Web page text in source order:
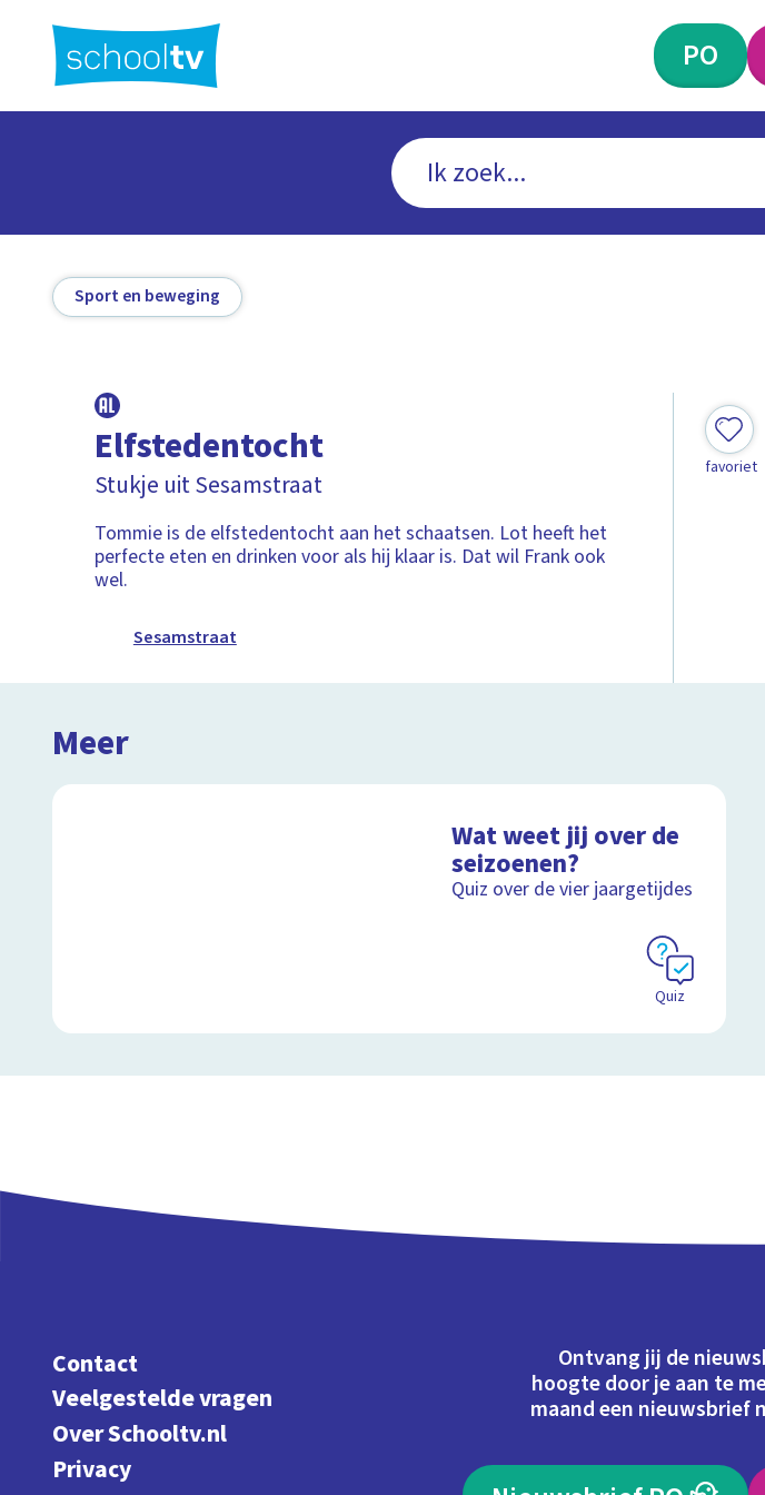
hoofdinhoud
PO
Sport en beweging
Elfstedentocht
Stukje uit Sesamstraat
Tommie is de elfstedentocht aan het schaatsen. Lot heeft het
perfecte eten en drinken voor als hij klaar is. Dat wil Frank ook
wel.
Sesamstraat
favoriet
Meer
Wat weet jij over de
seizoenen?
Quiz over de vier jaargetijdes
Quiz
Contact
Veelgestelde vragen
Over Schooltv.nl
Privacy
Ontvang jij de
hoogte door je aan te
maand een nieuwsbrief